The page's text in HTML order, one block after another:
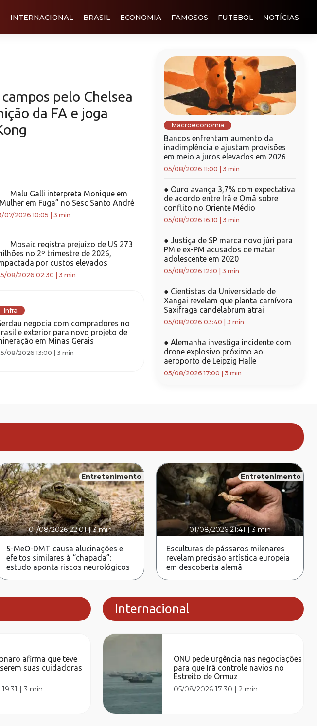
INTERNACIONAL BRASIL ECONOMIA FAMOSOS FUTEBOL NOTÍCIAS
pelo Chelsea
da FA e joga
Malu Galli interpreta Monique em
em Fuga” no Sesc Santo André
07/2026 10:05 3 min
Mosaic registra prejuízo de US 273
no 2º trimestre de 2026,
por custos elevados
08/2026 02:30 3 min
Infra
negocia com compradores no
e exterior para novo projeto de
em Minas Gerais
08/2026 13:00 |3 min
Macroeconomia
Bancos enfrentam aumento da
inadimplência e ajustam provisões
em meio a juros elevados em 2026
05/08/2026 11:00 3 min
● Ouro avança 3,7% com expectativa
de acordo entre Irã e Omã sobre
conflito no Oriente Médio
05/08/2026 16:10 3 min
● Justiça de SP marca novo júri para
PM e ex-PM acusados de matar
adolescente em 2020
05/08/2026 12:10 3 min
● Cientistas da Universidade de
Xangai revelam que planta carnívora
Saxifraga candelabrum atrai
05/08/2026 03:40 3 min
● Alemanha investiga incidente com
drone explosivo próximo ao
aeroporto de Leipzig Halle
05/08/2026 17:00 3 min
Entretenimento
01/08/2026 22:01|3 min
5-MeO-DMT causa alucinações e
efeitos similares à “chapada”:
estudo aponta riscos neurológicos
Entretenimento
01/08/2026 21:41 |3 min
Esculturas de pássaros milenares
revelam precisão artística europeia
em descoberta alemã
afirma que teve
suas cuidadoras
|3 min
Internacional
ONU pede urgência nas negociações
para que Irã controle navios no
Estreito de Ormuz
05/08/2026 17:30 |2 min